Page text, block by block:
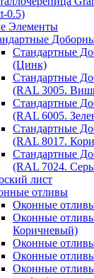
0.5)
Элементы
Стандартные
(Цинк)
Стандартные
(RAL 3005.
Стандартные
(RAL 6005.
Стандартные
(RAL 8017.
Стандартные
(RAL 7024.
лист
отливы
Оконные
Оконные
Коричневый)
Оконные
Оконные
Оконные